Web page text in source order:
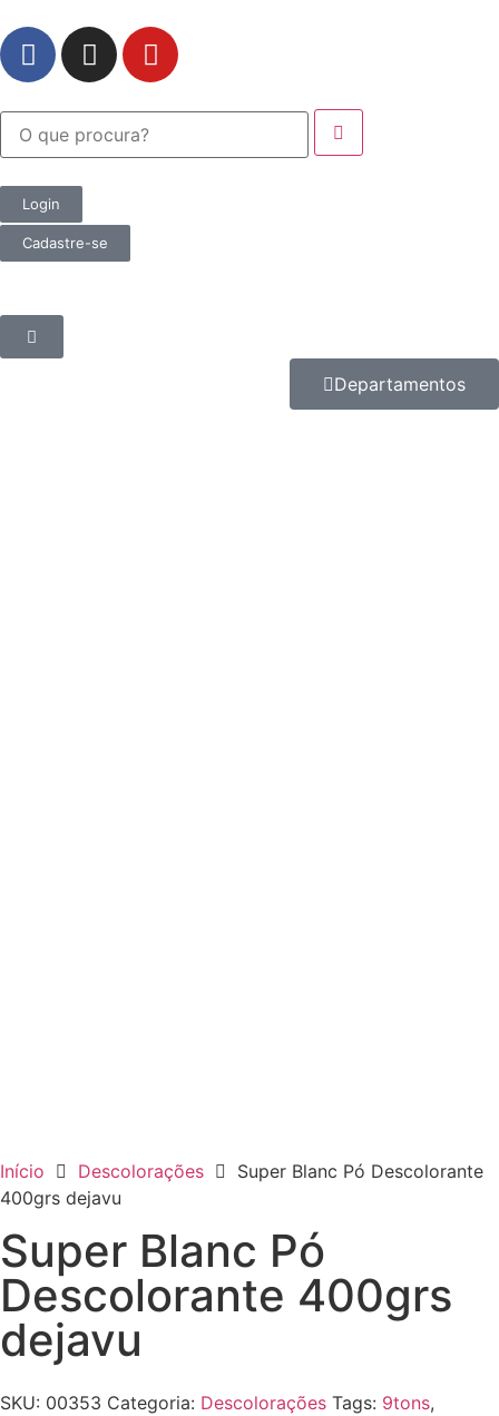
Login
Cadastre-se
Departamentos
Início Descolorações
Super Blanc Pó Descolorante
400grs dejavu
Super Blanc Pó
Descolorante 400grs
dejavu
SKU: 00353 Categoria: Descolorações Tags: 9tons,